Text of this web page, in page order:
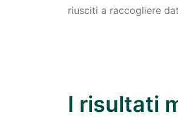
riusciti a raccogliere
I risultati